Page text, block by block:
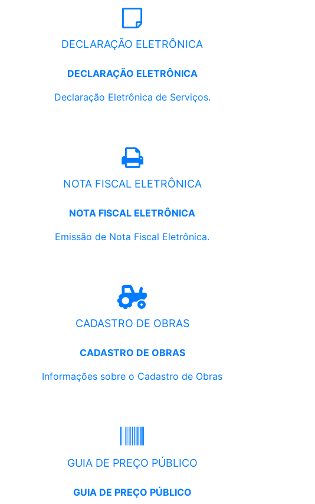
DECLARAÇÃO ELETRÔNICA
DECLARAÇÃO ELETRÔNICA
Declaração Eletrônica de Serviços.
NOTA FISCAL ELETRÔNICA
NOTA FISCAL ELETRÔNICA
Emissão de Nota Fiscal Eletrônica.
CADASTRO DE OBRAS
CADASTRO DE OBRAS
Informações sobre o Cadastro de Obras
GUIA DE PREÇO PÚBLICO
GUIA DE PREÇO PÚBLICO